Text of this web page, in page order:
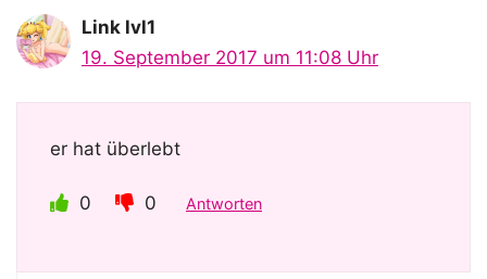
Link lvl1
19. September 2017 um 11:08 Uhr
er hat überlebt
0 0 Antworten